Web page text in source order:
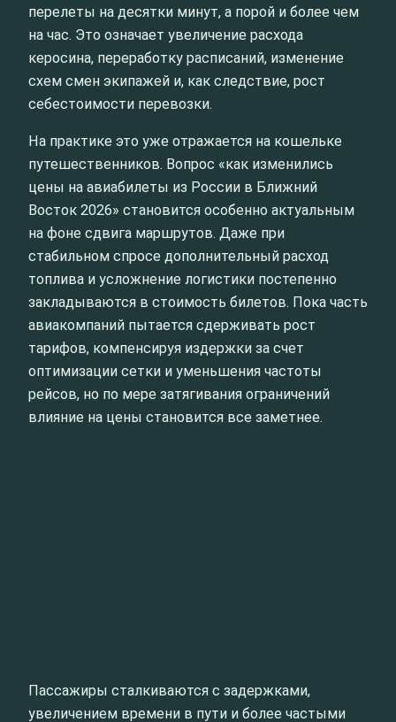
перелеты на десятки минут, а порой и более чем
на час. Это означает увеличение расхода
керосина, переработку расписаний, изменение
схем смен экипажей и, как следствие, рост
себестоимости перевозки.
На практике это уже отражается на кошельке
путешественников. Вопрос «как изменились
цены на авиабилеты из России в Ближний
Восток 2026» становится особенно актуальным
на фоне сдвига маршрутов. Даже при
стабильном спросе дополнительный расход
топлива и усложнение логистики постепенно
закладываются в стоимость билетов. Пока часть
авиакомпаний пытается сдерживать рост
тарифов, компенсируя издержки за счет
оптимизации сетки и уменьшения частоты
рейсов, но по мере затягивания ограничений
влияние на цены становится все заметнее.
Пассажиры сталкиваются с задержками,
увеличением времени в пути и более частыми